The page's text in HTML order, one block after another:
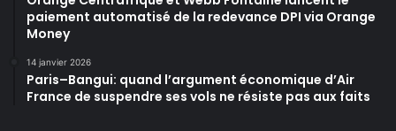
paiement automatisé de la redevance DPI via Orange
Money
14 janvier 2026
Paris–Bangui: quand l’argument économique d’Air
France de suspendre ses vols ne résiste pas aux faits